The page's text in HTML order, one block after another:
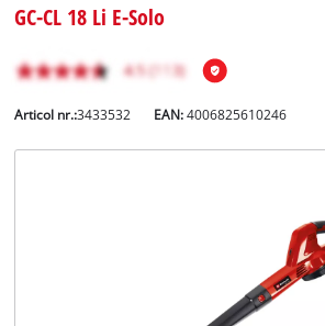
GC-CL 18 Li E-Solo
Articol nr.:3433532 EAN:4006825610246